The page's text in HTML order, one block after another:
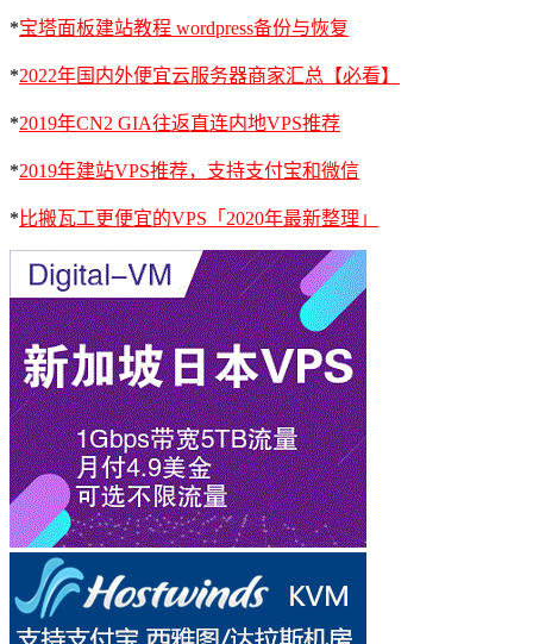
*宝塔面板建站教程 wordpress备份与恢复
*2022年国内外便宜云服务器商家汇总【必看】
*2019年CN2 GIA往返直连内地VPS推荐
*2019年建站VPS推荐，支持支付宝和微信
* 比搬瓦工更便宜的VPS「2020年最新整理」